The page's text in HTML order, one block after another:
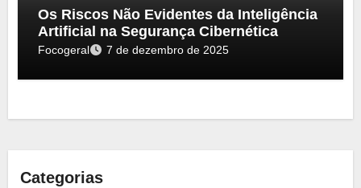
Os Riscos Não Evidentes da Inteligência
Artificial na Segurança Cibernética
Focogeral 7 de dezembro de 2025
Categorias